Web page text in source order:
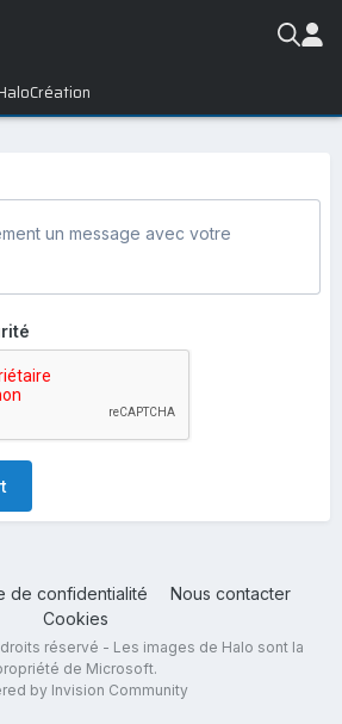
Création
un message avec votre
de confidentialité
Nous contacter
Cookies
réservé - Les images de Halo sont la
de Microsoft.
by Invision Community